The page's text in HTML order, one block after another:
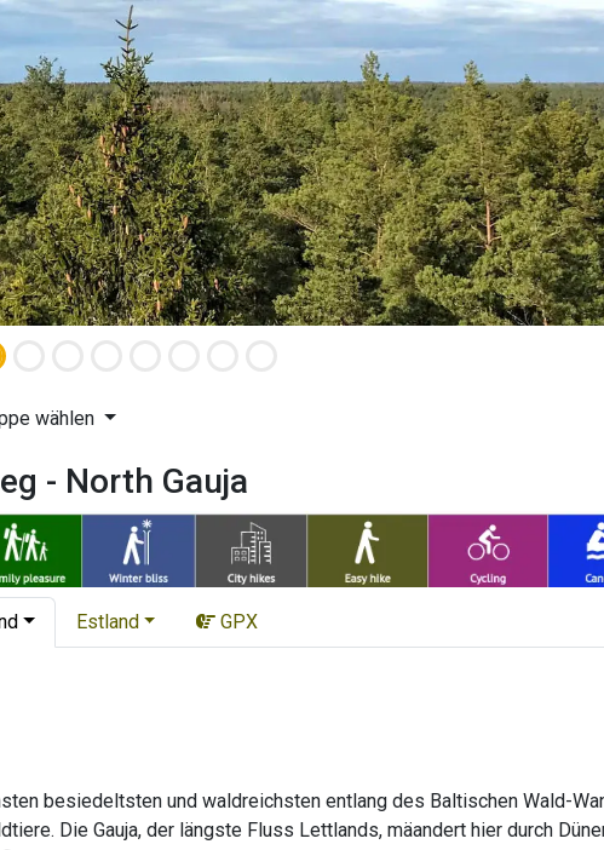
wählen
- North Gauja
Estland GPX
besiedeltsten und waldreichsten entlang des Baltischen Wald-
Die Gauja, der längste Fluss Lettlands, mäandert hier durch